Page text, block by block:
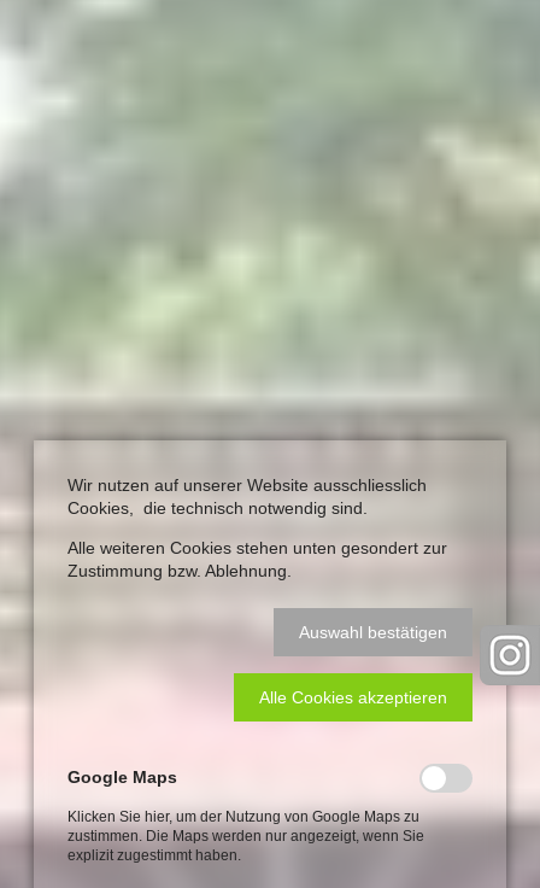
Wir nutzen auf unserer Website ausschliesslich
Cookies, die technisch notwendig sind.
Alle weiteren Cookies stehen unten gesondert zur
Zustimmung bzw. Ablehnung.
Auswahl bestätigen
Alle Cookies akzeptieren
Google Maps
Klicken Sie hier, um der Nutzung von Google Maps zu
zustimmen. Die Maps werden nur angezeigt, wenn Sie
explizit zugestimmt haben.